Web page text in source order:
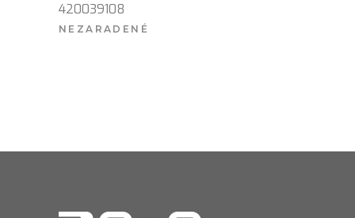
420039108
NEZARADENÉ